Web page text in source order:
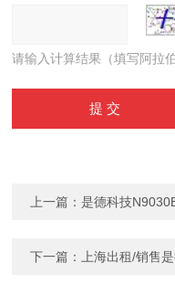
请输入计算结果（填写阿拉
上一篇：是德科技
下一篇： 上海出租/销售